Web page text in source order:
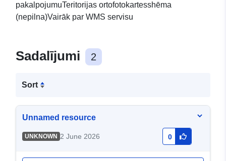
pakalpojumuTeritorijas ortofotokartesshēma
(nepilna)Vairāk par WMS servisu
Sadalījumi 2
Sort
Unnamed resource
UNKNOWN 2 June 2026 0